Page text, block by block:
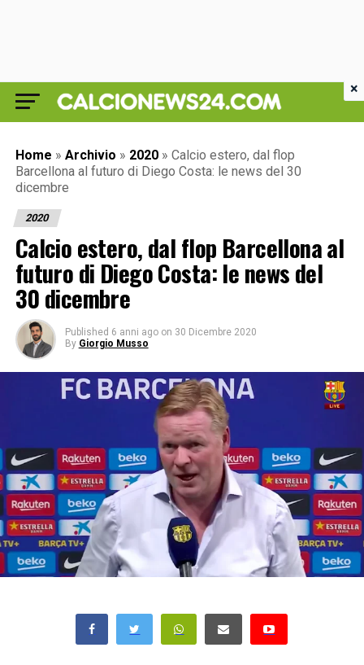
Home » Archivio » 2020 » Calcio estero, dal flop
Barcellona al futuro di Diego Costa: le news del 30
dicembre
2020
Calcio estero, dal flop Barcellona al
futuro di Diego Costa: le news del
30 dicembre
Published 6 anni ago on 30 Dicembre 2020
By Giorgio Musso
×